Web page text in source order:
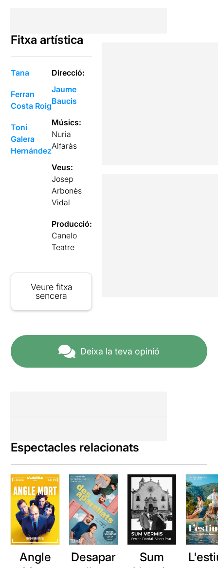
Fitxa artística
Tana
Ferran
Costa Roig
Toni
Galera
Hernández
Direcció:
Jaume
Baucis
Músics:
Nuria
Alfaràs
Veus:
Josep
Arbonès
Vidal
Producció:
Canelo
Teatre
Veure fitxa
sencera
Deixa la teva opinió
Espectacles relacionats
Angle
Desapar
Sum